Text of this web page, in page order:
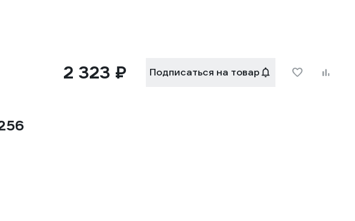
2 323 ₽ Подписаться на товар